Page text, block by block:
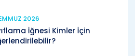
2026
İğnesi Kimler İçin